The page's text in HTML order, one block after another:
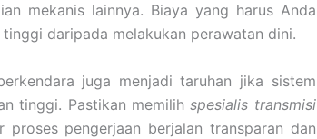
mekanis lainnya. Biaya yang harus Anda
daripada melakukan perawatan dini.
juga menjadi taruhan jika sistem
tinggi. Pastikan memilihspesialis transmisi
pengerjaan berjalan transparan dan